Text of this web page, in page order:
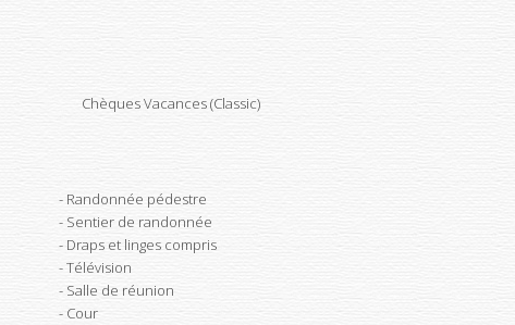
Chèques Vacances (Classic)
Randonnée pédestre
Sentier de randonnée
Draps et linges compris
Télévision
Salle de réunion
Cour